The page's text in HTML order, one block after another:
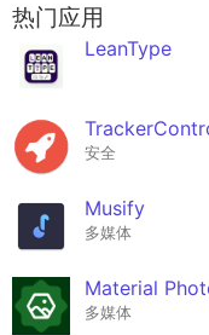
热门应用
LeanType
安全
Musify
多媒体
Material
多媒体